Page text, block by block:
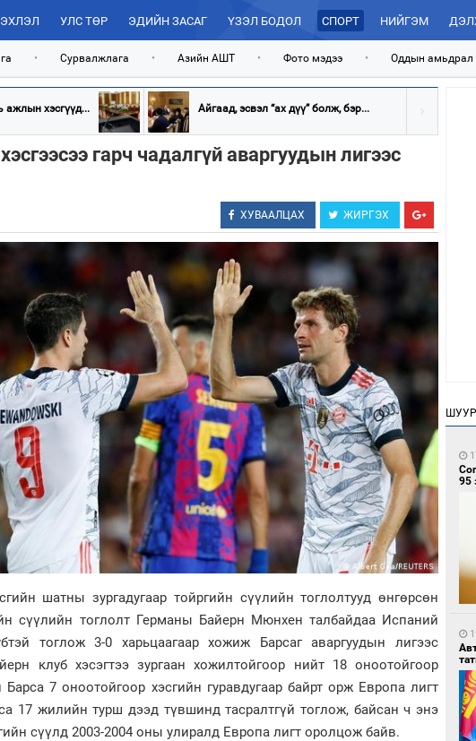
ЭХЛЭЛ УЛС ТӨР ЭДИЙН ЗАСАГ ҮЗЭЛ БОДОЛ СПОРТ НИЙГЭМ
• Сурвалжлага • Азийн АШТ • Фото мэдээ • Оддын амьдрал
ажлын хэсгүүд... Айгаад, эсвэл “ах дүү” болж, бэр...
гарч чадалгүй аваргуудын лигээс
ХУВААЛЦАХ ЖИРГЭХ
шатны зургадугаар тойргийн сүүлийн тоглолтууд өнгөрсөн
сүүлийн тоглолт Германы Байерн Мюнхен талбайдаа Испаний
тоглож 3-0 харьцаагаар хожиж Барсаг аваргуудын лигээс
клуб хэсэгтээ зургаан хожилтойгоор нийт 18 оноотойгоор
Барса 7 оноотойгоор хэсгийн гуравдугаар байрт орж Европа лигт
17 жилийн турш дээд түвшинд тасралтгүй тоглож, байсан ч энэ
сүүлд 2003-2004 оны улиралд Европа лигт оролцож байв.
95